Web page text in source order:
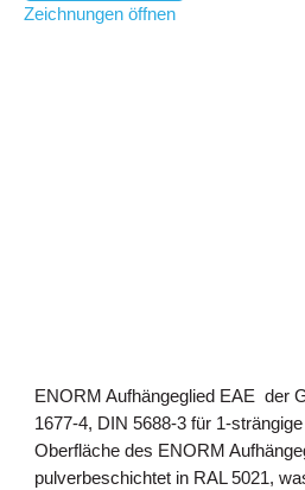
Zeichnungen öffnen
ENORM Aufhängeglied EAE der
1677-4, DIN 5688-3 für 1-
Oberfläche des ENORM
pulverbeschichtet in RAL 5021,